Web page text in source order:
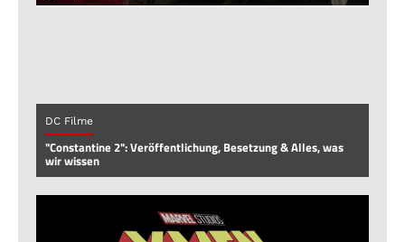
DC Filme
"Constantine 2": Veröffentlichung, Besetzung & Alles, was
wir wissen